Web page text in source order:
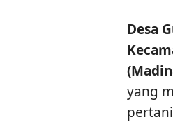
Desa
yang